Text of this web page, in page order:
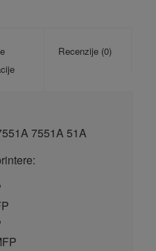
Recenzije (0)
7551A 51A